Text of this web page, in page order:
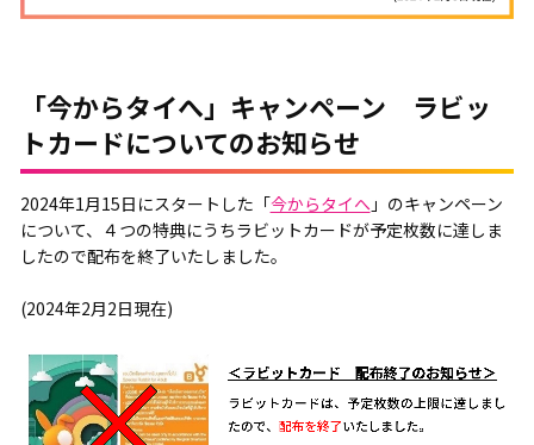
「今からタイへ」キャンペーン ラビッ
トカードについてのお知らせ
2024年1月15日にスタートした「今からタイへ 」のキャンペーン
について、４つの特典にうちラビットカードが予定枚数に達しま
したので配布を終了いたしました。
(2024年2月2日現在)